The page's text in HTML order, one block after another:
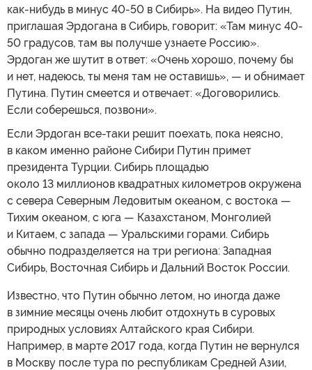
как-нибудь в минус 40-50 в Сибирь». На видео Путин,
приглашая Эрдогана в Сибирь, говорит: «Там минус 40-
50 градусов, там вы получше узнаете Россию».
Эрдоган же шутит в ответ: «Очень хорошо, почему бы
и нет, надеюсь, ты меня там не оставишь», — и обнимает
Путина. Путин смеется и отвечает: «Договорились.
Если соберешься, позвони».
Если Эрдоган все-таки решит поехать, пока неясно,
в каком именно районе Сибири Путин примет
президента Турции. Сибирь площадью
около 13 миллионов квадратных километров окружена
с севера Северным Ледовитым океаном, с востока —
Тихим океаном, с юга — Казахстаном, Монголией
и Китаем, с запада — Уральскими горами. Сибирь
обычно подразделяется на три региона: Западная
Сибирь, Восточная Сибирь и Дальний Восток России.
Известно, что Путин обычно летом, но иногда даже
в зимние месяцы очень любит отдохнуть в суровых
природных условиях Алтайского края Сибири.
Например, в марте 2017 года, когда Путин не вернулся
в Москву после тура по республикам Средней Азии,